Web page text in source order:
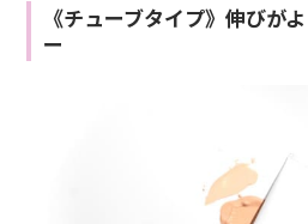
《チューブタイプ》伸びが
ー